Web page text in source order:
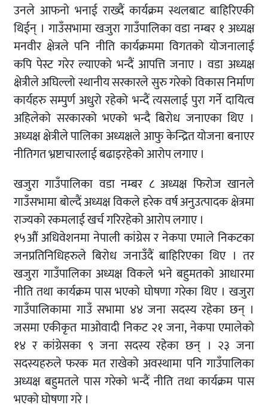
उनले आफनो भनाई राख्दैं कार्यक्रम स्थलबाट बाहिरिएकी
थिईन् । गाउँसभामा खजुरा गाउँपालिका वडा नम्बर १ अध्यक्ष
मनवीर क्षेत्रले पनि नीति कार्यक्रममा विगतको योजनालाई
कपि पेस्ट गरेर ल्याएको भन्दैं आपत्ति जनाए । वडा अध्यक्ष
क्षेत्रीले अघिल्लो स्थानीय सरकारले सुरु गरेको विकास निर्माण
कार्यहरु सम्पुर्ण अधुरो रहेको भन्दैं त्यसलाई पुरा गर्ने दायित्व
अहिलेको सरकारको भएको भन्दै बिरोध जनाएका थिए ।
अध्यक्ष क्षेत्रीले पालिका अध्यक्षले आफु केन्द्रित योजना बनाएर
नीतिगत भ्रष्टाचारलाई बढाइरहेको आरोप लगाए ।
खजुरा गाउँपालिका वडा नम्बर ८ अध्यक्ष फिरोज खानले
गाउँसभामा बोल्दैं अध्यक्ष विकले हरेक वर्ष अनुउत्पादक क्षेत्रमा
राज्यको रकमलाई खर्च गरिरहेको आरोप लगाए ।
१५औं अधिवेशनमा नेपाली कांग्रेस र नेकपा एमाले निकटका
जनप्रतिनिधिहरुले बिरोध जनाउँदैं बाहिरिएका थिए । तर
खजुरा गाउँपालिका अध्यक्ष विकले भने बहुमतको आधारमा
नीति तथा कार्यक्रम पास भएको घोषणा गरेका थिए । खजुरा
गाउँपालिकामा गाउँ सभामा ४४ जना सदस्य रहेका छन् ।
जसमा एकीकृत माओवादी निकट २१ जना, नेकपा एमालेको
१४ र कांग्रेसका ९ जना सदस्य रहेका छन् । २३ जना
सदस्यहरुले फरक मत राखेको अवस्थामा पनि गाउँपालिका
अध्यक्ष बहुमतले पास गरेको भन्दैं नीति तथा कार्यक्रम पास
भएको घोषणा गरे ।